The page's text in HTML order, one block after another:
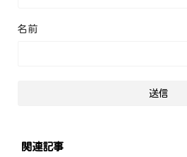
名前
関連記事